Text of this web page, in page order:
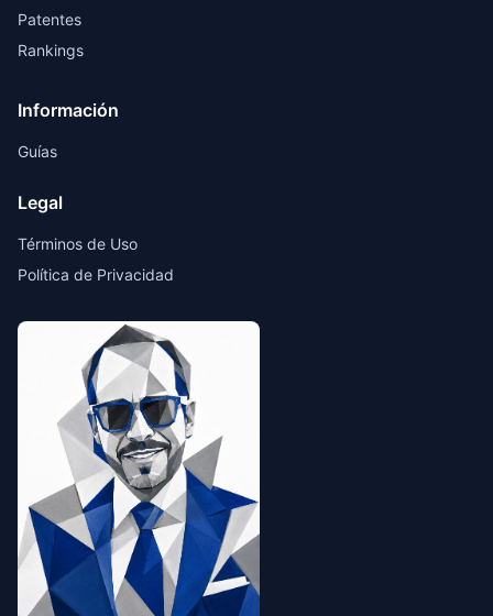
Patentes
Rankings
Información
Guías
Legal
Términos de Uso
Política de Privacidad